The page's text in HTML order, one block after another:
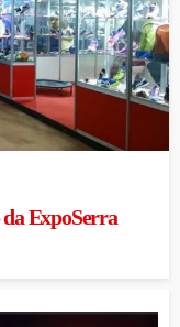
da ExpoSerra